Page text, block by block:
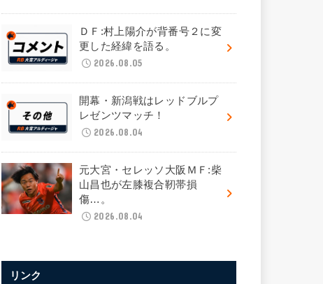
ＤＦ:村上陽介が背番号２に変
更した経緯を語る。
2026.08.05
開幕・新潟戦はレッドブルプ
レゼンツマッチ！
2026.08.04
元大宮・セレッソ大阪ＭＦ:柴
山昌也が左膝複合靭帯損
傷…。
2026.08.04
リンク